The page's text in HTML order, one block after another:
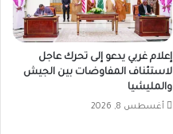
إعلام غربي يدعو إلى تحرك عاجل
لاستئناف المفاوضات بين الجيش
والمليشيا
أغسطس 8, 2026